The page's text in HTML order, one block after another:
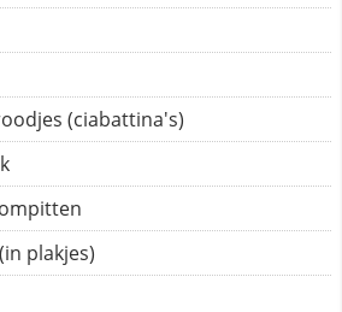
(ciabattina's)
plakjes)